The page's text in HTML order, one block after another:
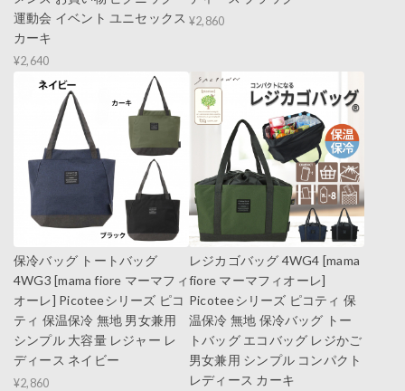
運動会 イベント ユニセックス
カーキ
¥2,640
¥2,860
保冷バッグ トートバッグ
4WG3 [mama fiore マーマフィ
オーレ] Picoteeシリーズ ピコ
ティ 保温保冷 無地 男女兼用
シンプル 大容量 レジャー レ
ディース ネイビー
¥2,860
レジカゴバッグ 4WG4 [mama
fiore マーマフィオーレ]
Picoteeシリーズ ピコティ 保
温保冷 無地 保冷バッグ トー
トバッグ エコバッグ レジかご
男女兼用 シンプル コンパクト
レディース カーキ